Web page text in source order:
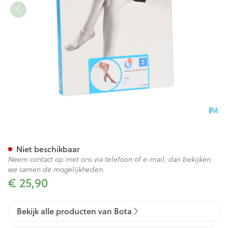
€ 25,90
Niet beschikbaar
Neem contact op met ons via telefoon of e-mail, dan bekijken
we samen de mogelijkheden.
Bekijk alle producten van Bota